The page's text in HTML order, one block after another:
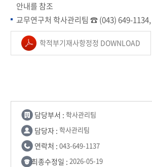
안내를 참조
교무연구처 학사관리팀 ☎ (043) 649-
학적부기재사항정정 DOWNLOAD
담당부서 : 학사관리팀
담당자 : 학사관리팀
연락처 : 043-649-1137
최종수정일 : 2026-05-19